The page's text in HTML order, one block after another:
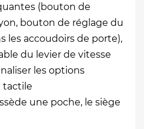
(bouton de
bouton de réglage du
les accoudoirs de porte),
du levier de vitesse
les options
tactile
une poche, le siège